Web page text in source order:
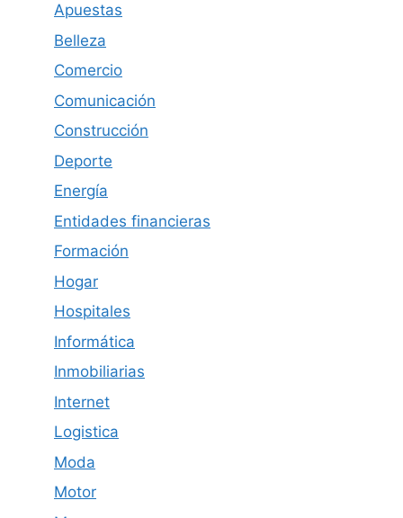
Apuestas
Belleza
Comercio
Comunicación
Construcción
Deporte
Energía
Entidades financieras
Formación
Hogar
Hospitales
Informática
Inmobiliarias
Internet
Logistica
Moda
Motor